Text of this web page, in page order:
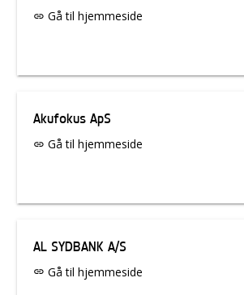
link Gå til hjemmeside
Akufokus ApS
link Gå til hjemmeside
AL SYDBANK A/S
link Gå til hjemmeside